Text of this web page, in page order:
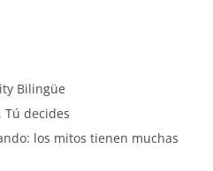
Bilingüe
Tú decides
los mitos tienen muchas